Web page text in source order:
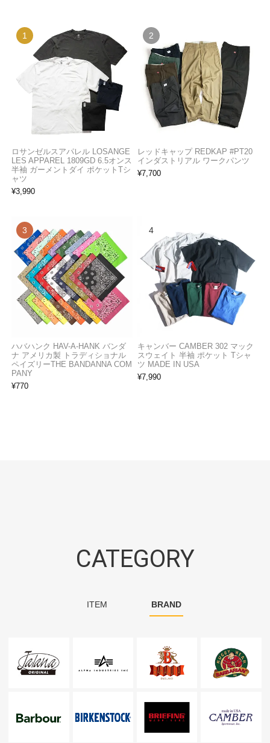
ロサンゼルスアパレル LOSANGE
LES APPAREL 1809GD 6.5オンス
半袖 ガーメントダイ ポケットTシ
ャツ
¥3,990
レッドキャップ REDKAP #PT20
インダストリアル ワークパンツ
¥7,700
ハバハンク HAV-A-HANK バンダ
ナ アメリカ製 トラディショナル
ペイズリーTHE BANDANNA COM
PANY
¥770
キャンバー CAMBER 302 マック
スウェイト 半袖 ポケット Tシャ
ツ MADE IN USA
¥7,990
CATEGORY
ITEM BRAND